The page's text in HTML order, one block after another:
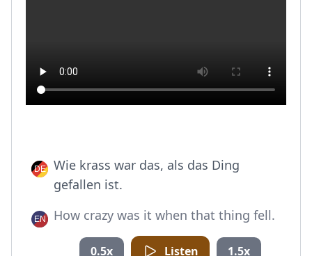
Wie krass war das, als das Ding
gefallen ist.
How crazy was it when that thing fell.
0.5x Listen 1.5x